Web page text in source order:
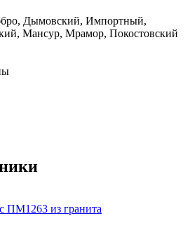
Дымовский, Импортный,
Мансур, Мрамор, Покостовский
ПМ1263 из гранита